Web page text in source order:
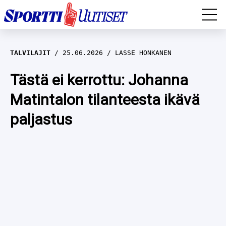
EM-YLEISURHEILU
JÄÄKIEKKO
YLEISURHEILU
WILMA HELTELÄ
TALVILAJIT
TALVILAJIT 25.06.2026 LASSE HONKANEN
Tästä ei kerrottu: Johanna
Matintalon tilanteesta ikävä
paljastus